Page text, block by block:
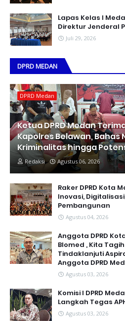
Lapas Kelas I
Direktur Jenderal
Juli 29, 2026
DPRD MEDAN
DPRD Medan
Ketua DPRD Medan
Kapolres Belawan, Bahas
Kriminalitas hingga
Redaksi Agustus 06, 2026
Raker DPRD Kota
Inovasi,
Pembangunan
Agustus 04, 2026
Anggota DPRD
Blomed , Kita
Tindaklanjuti
Anggota DPRD
Agustus 03, 2026
Komisi I DPRD
Langkah Tegas
Agustus 03, 2026